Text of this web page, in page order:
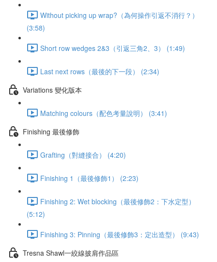
Without picking up wrap?（為何操作引返不消行？）
(3:58)
Short row wedges 2&3（引返三角2、3） (1:49)
Last next rows（最後的下一段） (2:34)
Variations 變化版本
Matching colours（配色考量說明） (3:41)
Finishing 最後修飾
Grafting（對縫接合） (4:20)
Finishing 1（最後修飾1） (2:23)
Finishing 2: Wet blocking（最後修飾2：下水定型）
(5:12)
Finishing 3: Pinning（最後修飾3：定出造型） (9:43)
Tresna Shawl一絞線披肩作品區